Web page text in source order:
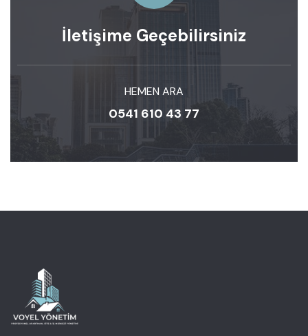
İletişime Geçebilirsiniz
HEMEN ARA
0541 610 43 77